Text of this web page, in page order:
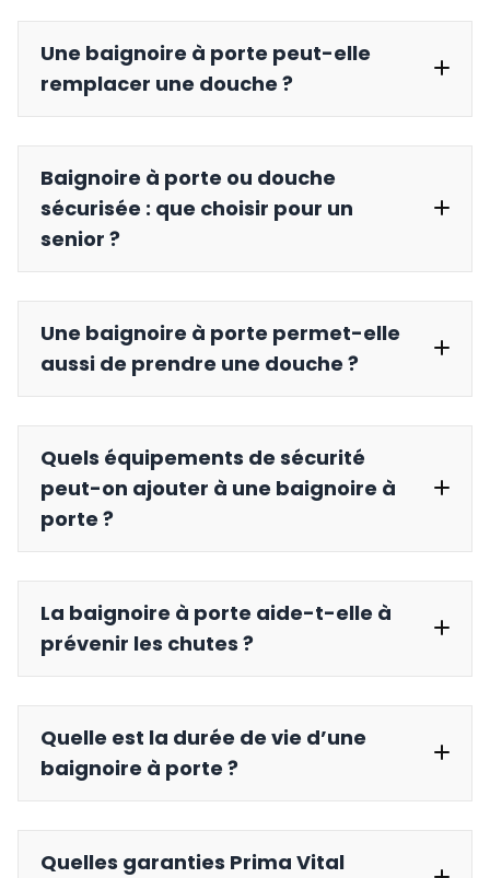
Une baignoire à porte peut-elle
remplacer une douche ?
Baignoire à porte ou douche
sécurisée : que choisir pour un
senior ?
Une baignoire à porte permet-elle
aussi de prendre une douche ?
Quels équipements de sécurité
peut-on ajouter à une baignoire à
porte ?
La baignoire à porte aide-t-elle à
prévenir les chutes ?
Quelle est la durée de vie d’une
baignoire à porte ?
Quelles garanties Prima Vital